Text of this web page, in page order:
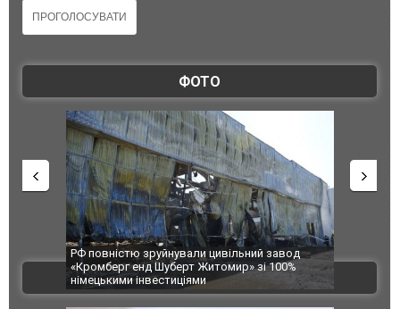
ФОТО
РФ повністю зруйнували цивільний завод
«Кромберг енд Шуберт Житомир» зі 100%
німецькими інвестиціями
В Одесі та
ВІДЕО